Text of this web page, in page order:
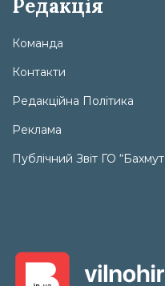
Редакція
Команда
Контакти
Редакційна Політика
Реклама
Публічний Звіт ГО